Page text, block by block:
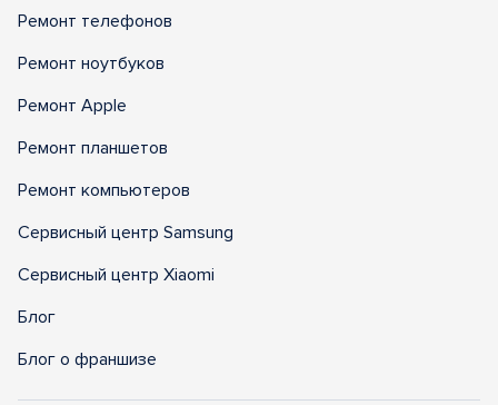
Ремонт телефонов
Ремонт ноутбуков
Ремонт Apple
Ремонт планшетов
Ремонт компьютеров
Сервисный центр Samsung
Сервисный центр Xiaomi
Блог
Блог о франшизе